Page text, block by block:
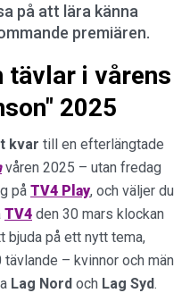
på att lära känna
premiären.
tävlar i vårens
2025
kvar till en efterlängtade
våren 2025 – utan fredag
på TV4 Play, och väljer du
TV4 den 30 mars klockan
bjuda på ett nytt tema,
– kvinnor och män
Lag Nord och Lag Syd.